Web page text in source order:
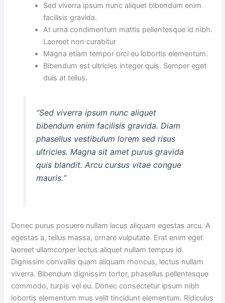
Sed viverra ipsum nunc aliquet bibendum enim
facilisis gravida.
At urna condimentum mattis pellentesque id nibh.
Laoreet non curabitur
Magna etiam tempor orci eu lobortis elementum.
Bibendum est ultricies integer quis. Semper eget
duis at tellus.
“Sed viverra ipsum nunc aliquet
bibendum enim facilisis gravida. Diam
phasellus vestibulum lorem sed risus
ultricies. Magna sit amet purus gravida
quis blandit. Arcu cursus vitae congue
mauris.“
Donec purus posuere nullam lacus aliquam egestas arcu. A
egestas a, tellus massa, ornare vulputate. Erat enim eget
laoreet ullamcorper lectus aliquet nullam tempus id.
Dignissim convallis quam aliquam rhoncus, lectus nullam
viverra. Bibendum dignissim tortor, phasellus pellentesque
commodo, turpis vel eu. Donec consectetur ipsum nibh
lobortis elementum mus velit tincidunt elementum. Ridiculus